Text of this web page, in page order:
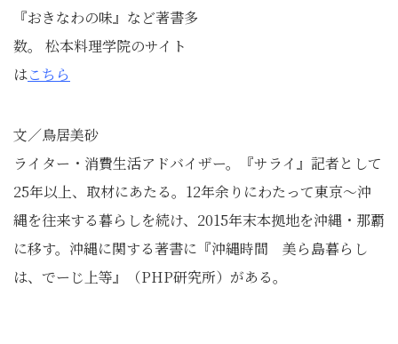
『おきなわの味』など著書多
数。 松本料理学院のサイト
はこちら
文／鳥居美砂
ライター・消費生活アドバイザー。『サライ』記者として
25年以上、取材にあたる。12年余りにわたって東京〜沖
縄を往来する暮らしを続け、2015年末本拠地を沖縄・那覇
に移す。沖縄に関する著書に『沖縄時間 美ら島暮らし
は、でーじ上等』（PHP研究所）がある。